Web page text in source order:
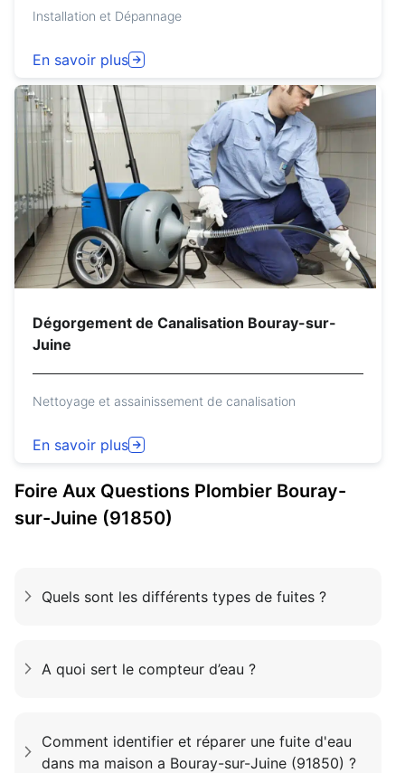
Installation et Dépannage
En savoir plus
Dégorgement de Canalisation Bouray-sur-
Juine
Nettoyage et assainissement de canalisation
En savoir plus
Foire Aux Questions Plombier Bouray-
sur-Juine (91850)
Quels sont les différents types de fuites ?
A quoi sert le compteur d’eau ?
Comment identifier et réparer une fuite d'eau
dans ma maison a Bouray-sur-Juine (91850) ?